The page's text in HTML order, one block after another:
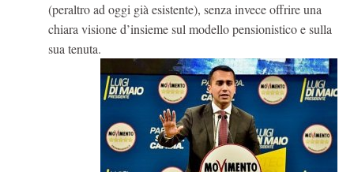
(peraltro ad oggi già esistente), senza invece offrire una
chiara visione d’insieme sul modello pensionistico e sulla
sua tenuta.